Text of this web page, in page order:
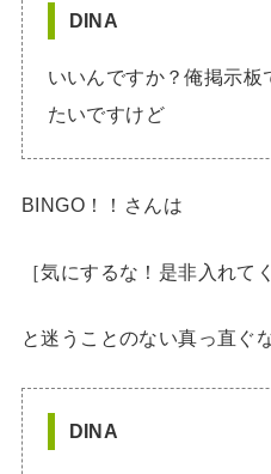
DINA
いいんですか？俺掲示
たいですけど
BINGO！！さんは
［気にするな！是非入れて
と迷うことのない真っ直ぐ
DINA